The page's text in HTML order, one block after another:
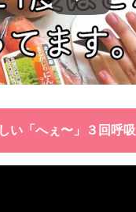
い「へぇ〜」３回呼吸